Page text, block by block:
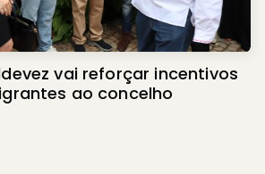
vai reforçar incentivos
ao concelho